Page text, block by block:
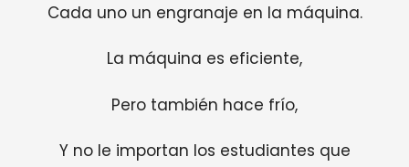
Cada uno un engranaje en la máquina.
La máquina es eficiente,
Pero también hace frío,
Y no le importan los estudiantes que